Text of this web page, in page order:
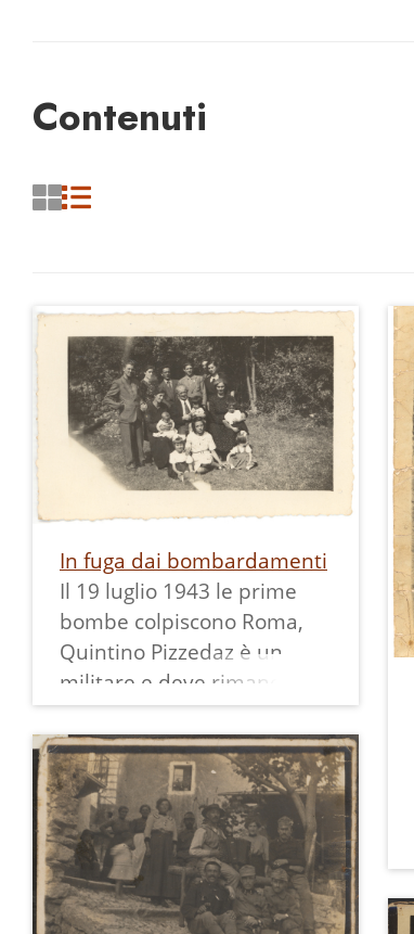
Contenuti
In fuga dai bombardamenti
Il 19 luglio 1943 le prime
bombe colpiscono Roma,
Quintino Pizzedaz è un
militare e deve rimanere lì
ma la moglie, Maria Chistè
(nella foto dietro a destra)
con le figliolette Mirella e
Marisa Pizzedaz, scappano
da Roma con l'ultimo treno
utile e si rifugiano "al
sicuro" dalla famiglia di lei
a Pietramurata.